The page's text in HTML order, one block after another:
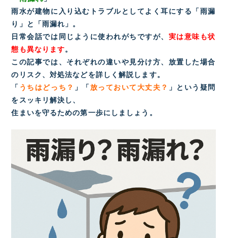
雨水が建物に入り込むトラブルとしてよく耳にする「雨漏
り」と「雨漏れ」。
日常会話では同じように使われがちですが、 実は意味も状
態も異なります。
この記事では、それぞれの違いや見分け方、放置した場合
のリスク、対処法などを詳しく解説します。
「 うちはどっち？ 」「放っておいて大丈夫？
」という疑問
をスッキリ解決し、
住まいを守るための第一歩にしましょう。